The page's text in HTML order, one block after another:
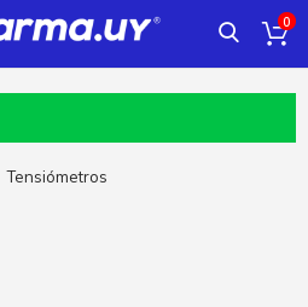
0
Tensiómetros